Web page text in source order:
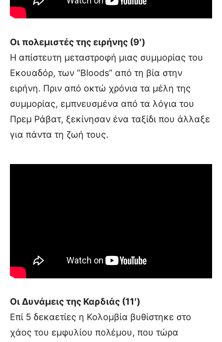
Οι πολεμιστές της ειρήνης (9′)
Η απίστευτη μεταστροφή μιας συμμορίας του
Εκουαδόρ, των “Bloods” από τη βία στην
ειρήνη. Πριν από οκτώ χρόνια τα μέλη της
συμμορίας, εμπνευσμένα από τα λόγια του
Πρεμ Ράβατ, ξεκίνησαν ένα ταξίδι που άλλαξε
για πάντα τη ζωή τους.
Οι Δυνάμεις της Καρδιάς (11′)
Επί 5 δεκαετίες η Κολομβία βυθίστηκε στο
χάος του εμφυλίου πολέμου, που τώρα